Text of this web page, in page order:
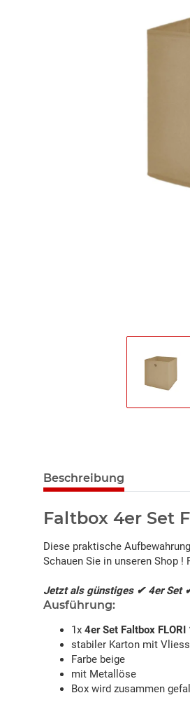
Beschreibung
Faltbox 4er Set
Diese praktische
Schauen Sie in unseren Shop !
Jetzt als günstiges ✔ 4er Set
Ausführung:
1x 4er Set Faltbox FLORI
stabiler Karton mit
Farbe beige
mit Metallöse
Box wird zusammen